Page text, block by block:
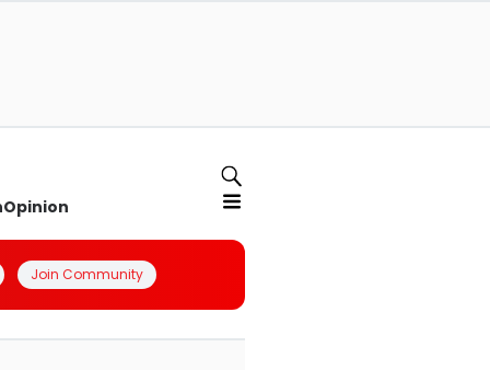
Opinion
Join Community